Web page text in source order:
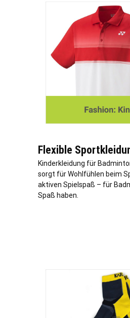
Flexible
Kinderkleidung für
sorgt für Wohlfühlen beim
aktiven Spielspaß – für
Spaß haben.